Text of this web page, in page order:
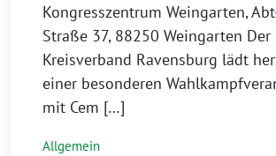
Kongresszentrum Weingarten,
Straße 37, 88250 Weingarten Der
Kreisverband Ravensburg lädt
einer besonderen
mit Cem […]
Allgemein